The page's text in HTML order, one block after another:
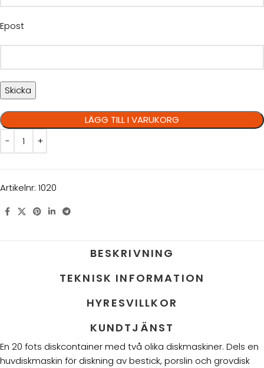
Epost
LÄGG TILL I VARUKORG
Artikelnr: 1020
BESKRIVNING
TEKNISK INFORMATION
HYRESVILLKOR
KUNDTJÄNST
En 20 fots diskcontainer med två olika diskmaskiner. Dels en
huvdiskmaskin för diskning av bestick, porslin och grovdisk